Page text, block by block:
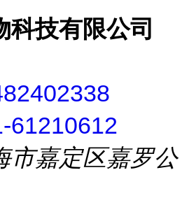
科技有限公司
61210612
市嘉定区嘉罗公